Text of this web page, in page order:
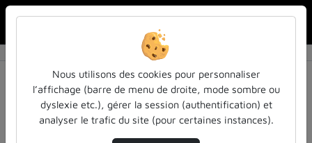
La ROC ou Receiver Operating Curve
Nous utilisons des cookies pour personnaliser
l’affichage (barre de menu de droite, mode sombre ou
dyslexie etc.), gérer la session (authentification) et
analyser le trafic du site (pour certaines instances).